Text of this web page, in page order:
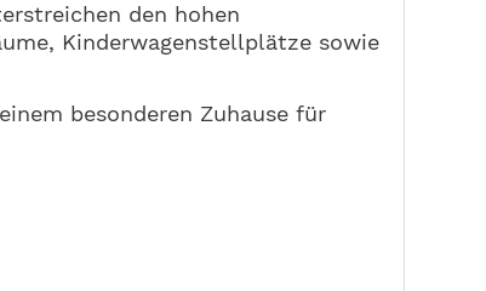
den hohen
Kinderwagenstellplätze sowie
besonderen Zuhause für